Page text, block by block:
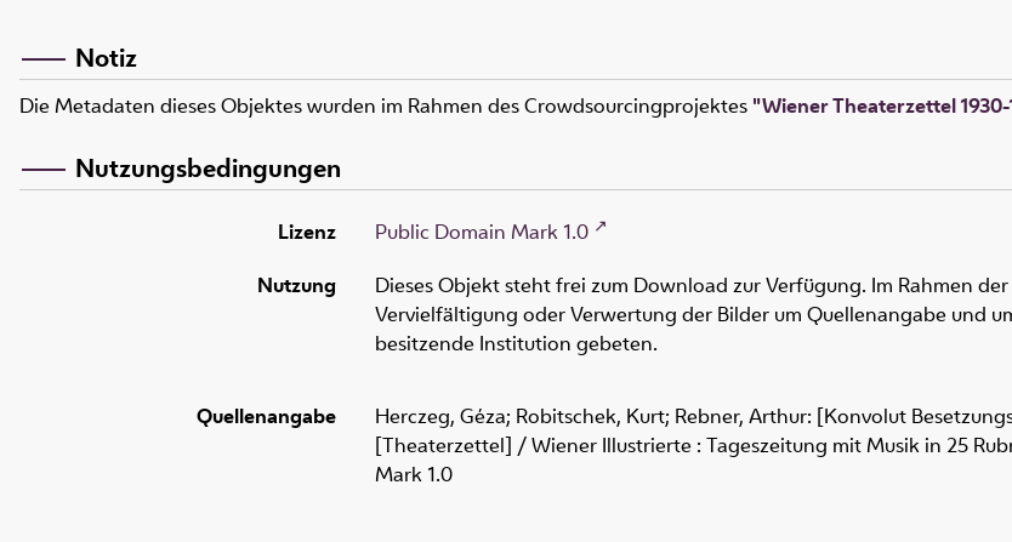
Notiz
Die Metadaten dieses Objektes wurden im Rahmen des Crowdsourcingprojektes "Wiener Theaterzettel
Nutzungsbedingungen
Lizenz
Public Domain Mark 1.0
Nutzung
Dieses Objekt steht frei zum Download zur Verfügung. Im Rahmen
Vervielfältigung oder Verwertung der Bilder um Quellenangabe und
besitzende Institution gebeten.
Quellenangabe
Herczeg, Géza; Robitschek, Kurt; Rebner, Arthur: [Konvolut
[Theaterzettel] / Wiener Illustrierte : Tageszeitung mit Musik in 25
Mark 1.0